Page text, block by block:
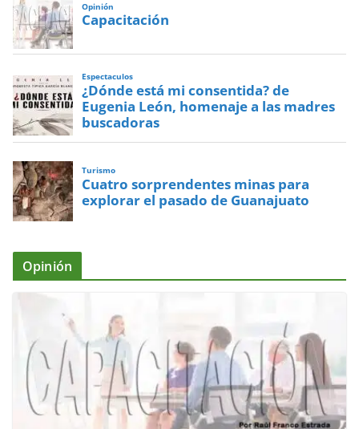
Opinión
Capacitación
Espectaculos
¿Dónde está mi consentida? de
Eugenia León, homenaje a las madres
buscadoras
Turismo
Cuatro sorprendentes minas para
explorar el pasado de Guanajuato
Opinión